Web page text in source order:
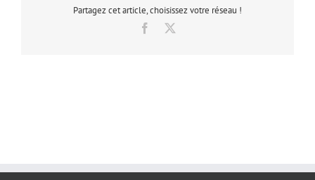
Partagez cet article, choisissez votre réseau !
Facebook